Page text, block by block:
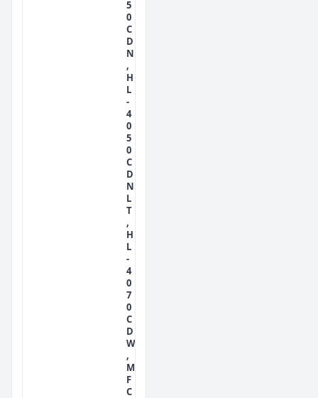
5
0
C
D
N
,
H
L
-
4
0
5
0
C
D
N
L
T
,
H
L
-
4
0
7
0
C
D
W
,
M
F
C